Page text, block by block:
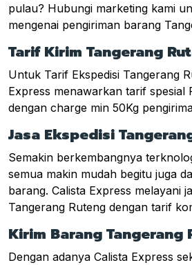
pulau? Hubungi marketing kami
mengenai pengiriman barang
Tarif Kirim Tangerang
Untuk Tarif Ekspedisi Tangerang
Express menawarkan tarif spesial
dengan charge min 50Kg
Jasa Ekspedisi
Semakin berkembangnya
semua makin mudah begitu juga
barang. Calista Express melayani
Tangerang Ruteng dengan tarif
Kirim Barang Tangerang
Dengan adanya Calista Express